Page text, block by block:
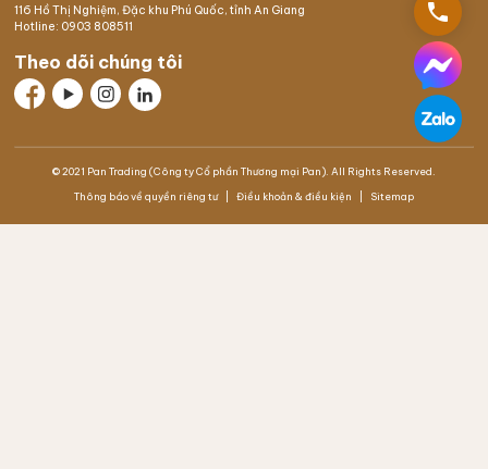
116 Hồ Thị Nghiệm, Đặc khu Phú Quốc, tỉnh An Giang
Hotline: 0903 808511
Theo dõi chúng tôi
© 2021 Pan Trading (Công ty Cổ phần Thương mại Pan). All Rights Reserved.
Thông báo về quyền riêng tư Điều khoản & điều kiện Sitemap
phone